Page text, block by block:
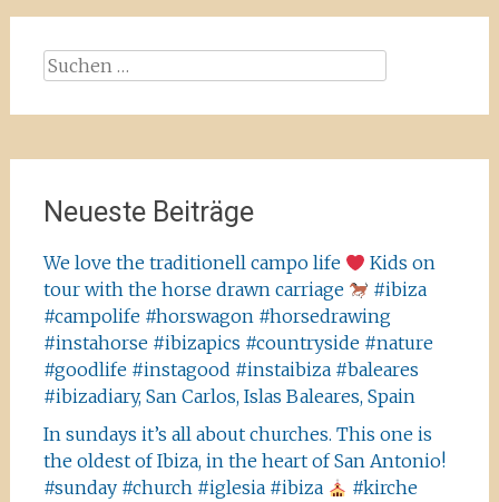
Suchen
Neueste Beiträge
We love the traditionell campo life
Kids on
tour with the horse drawn carriage
#ibiza
#campolife #horswagon #horsedrawing
#instahorse #ibizapics #countryside #nature
#goodlife #instagood #instaibiza #baleares
#ibizadiary, San Carlos, Islas Baleares, Spain
In sundays it’s all about churches. This one is
the oldest of Ibiza, in the heart of San Antonio!
#sunday #church #iglesia #ibiza
#kirche